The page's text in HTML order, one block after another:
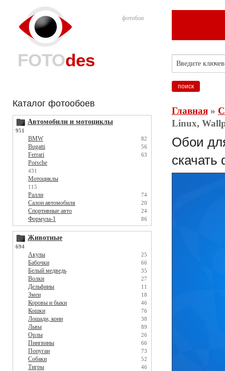
фотобои
FOTOdes
Каталог фотообоев
Автомобили и мотоциклы
951
BMW 82
Bugatti 56
Ferrari 63
Porsche
431
Мотоциклы
115
Ралли 74
Салон автомобиля 20
Спортивные авто 24
Формула-1 86
Животные
694
Акулы 25
Бабочки 66
Белый медведь 35
Волки 27
Дельфины 11
Змеи 18
Коровы и быки 46
Кошки 76
Лошади, кони 38
Львы 89
Орлы 26
Пингвины 66
Попугаи 73
Собаки 52
Тигры 46
Главная»
Linux,
Обои
скачать